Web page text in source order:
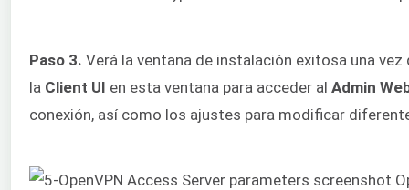
Paso 3. Verá la ventana de instalación exitosa una
la Client UI en esta ventana para acceder al Admin
conexión, así como los ajustes para modificar